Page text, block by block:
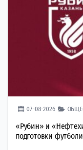
07-08-2026
«Рубин» и
подготовки